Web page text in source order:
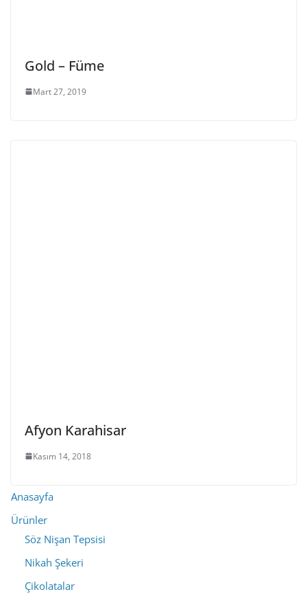
Gold – Füme
Mart 27, 2019
Afyon Karahisar
Kasım 14, 2018
Anasayfa
Ürünler
Söz Nişan Tepsisi
Nikah Şekeri
Çikolatalar